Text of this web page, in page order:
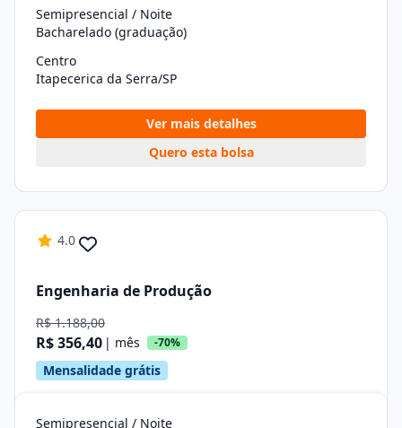
Semipresencial / Noite
Bacharelado (graduação)
Centro
Itapecerica da Serra/SP
Ver mais detalhes
Quero esta bolsa
4.0
Engenharia de Produção
R$ 1.188,00
R$ 356,40 | mês -70%
Mensalidade grátis
Semipresencial / Noite